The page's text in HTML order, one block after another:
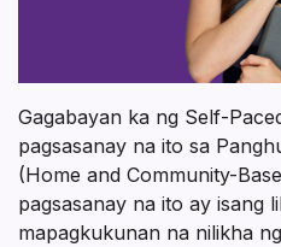
Gagabayan ka ng Self-
pagsasanay na ito sa
(Home and Community-
pagsasanay na ito ay isang
mapagkukunan na nilikha